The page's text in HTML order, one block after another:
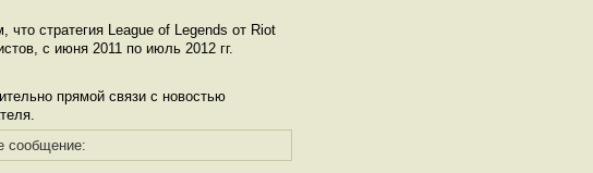
стратегия League of Legends от Riot
с июня 2011 по июль 2012 гг.
прямой связи с новостью
сообщение: